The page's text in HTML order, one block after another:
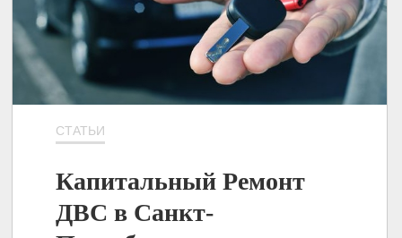
СТАТЬИ
Капитальный Ремонт
ДВС в Санкт-